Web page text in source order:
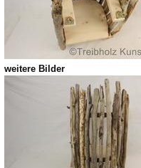
weitere Bilder